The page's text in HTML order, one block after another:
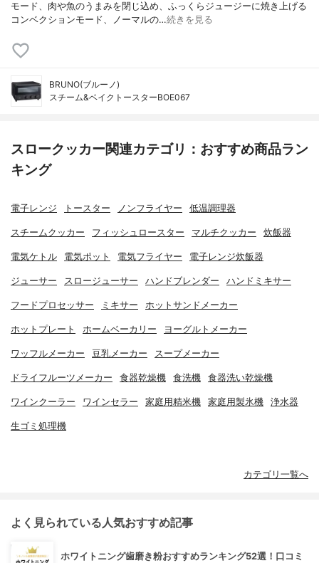
モード、肉や魚のうまみを閉じ込め、ふっくらジュージーに焼き上げる
コンベクションモード、ノーマルの…続きを見る
BRUNO(ブルーノ)
スチーム&ベイクトースターBOE067
スロークッカー関連カテゴリ：おすすめ商品ラン
キング
電子レンジ トースター ノンフライヤー 低温調理器
スチームクッカー フィッシュロースター マルチクッカー 炊飯器
電気ケトル 電気ポット 電気フライヤー 電子レンジ炊飯器
ジューサー スロージューサー ハンドブレンダー ハンドミキサー
フードプロセッサー ミキサー ホットサンドメーカー
ホットプレート ホームベーカリー ヨーグルトメーカー
ワッフルメーカー 豆乳メーカー スープメーカー
ドライフルーツメーカー 食器乾燥機 食洗機 食器洗い乾燥機
ワインクーラー ワインセラー 家庭用精米機 家庭用製氷機 浄水器
生ゴミ処理機
カテゴリ一覧へ
よく見られている人気おすすめ記事
ホワイトニング歯磨き粉おすすめランキング52選！口コミ